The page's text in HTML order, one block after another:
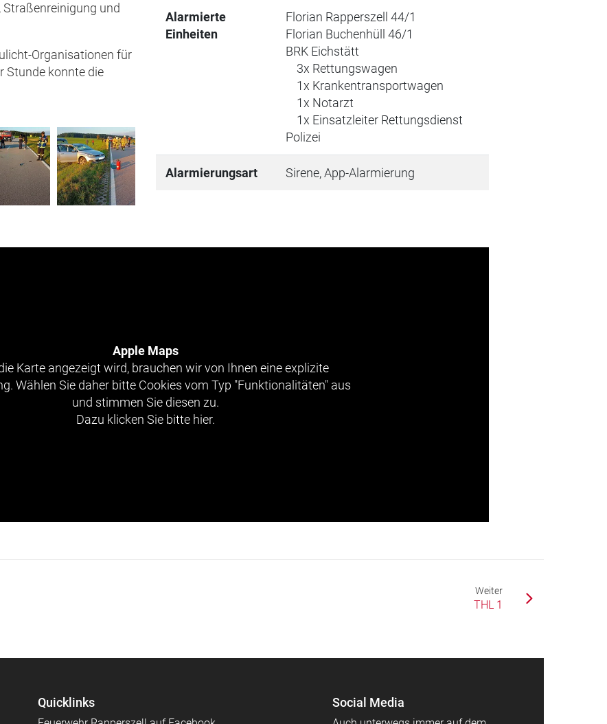
und
Organisationen für
Stunde konnte die
Alarmierte
Einheiten
Florian Rapperszell 44/1
Florian Buchenhüll 46/1
BRK Eichstätt
3x Rettungswagen
1x Krankentransportwagen
1x Notarzt
1x Einsatzleiter Rettungsdienst
Polizei
Alarmierungsart Sirene, App-Alarmierung
Apple Maps
Karte angezeigt wird, brauchen wir von Ihnen eine explizite
Wählen Sie daher bitte Cookies vom Typ "Funktionalitäten" aus
und stimmen Sie diesen zu.
Dazu klicken Sie bitte hier.
Weiter
THL 1
Quicklinks Social Media